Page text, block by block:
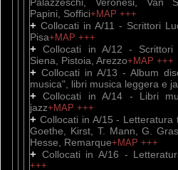
Papini, Soffici+MAP +++
+ Collocati in A/11 - Scrittori
Pisa+MAP +++
+Collocati in A/12 - Scrittori
Siena, Pistoia, Arezzo+MAP +++
+ Collocati in A/13 - Album
musica", libri musica leggera e
+Collocati in A/14 - Libri
jazz+MAP +++
+ Collocati in A/15 - Letteratura
Goethe, Kirst, T. Mann, G.
Hesse, Remarque+MAP +++
+ Collocati in A/16 -
+++